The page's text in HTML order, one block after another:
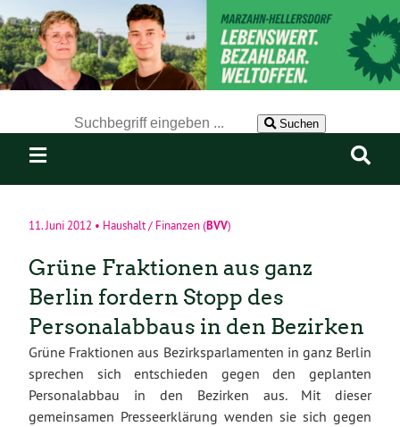
Suchen
11. Juni 2012 • Haushalt / Finanzen(BVV)
Grüne Fraktionen aus ganz
Berlin fordern Stopp des
Personalabbaus in den Bezirken
Grüne Fraktionen aus Bezirksparlamenten in ganz Berlin
sprechen sich entschieden gegen den geplanten
Personalabbau in den Bezirken aus. Mit dieser
gemeinsamen Presseerklärung wenden sie sich gegen